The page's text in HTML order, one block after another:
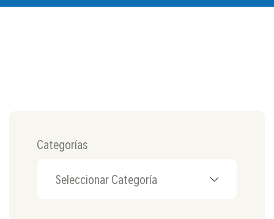
Categorías